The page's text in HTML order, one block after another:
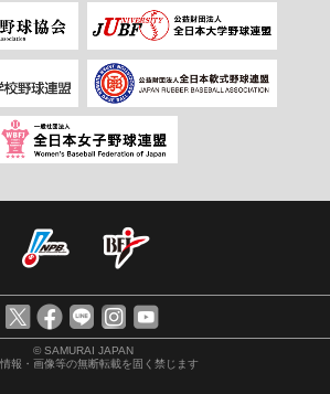
© SAMURAI JAPAN
報・画像等の無断転載を固く禁じます